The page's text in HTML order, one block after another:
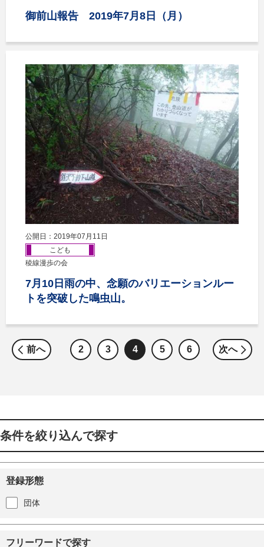
御前山報告 2019年7月8日（月）
公開日：2019年07月11日
こども
稜線漫歩の会
7月10日雨の中、念願のバリエーションルー
トを突破した鳴虫山。
前へ 2 3 4 5 6 次へ
条件を絞り込んで探す
登録形態
団体
フリーワードで探す